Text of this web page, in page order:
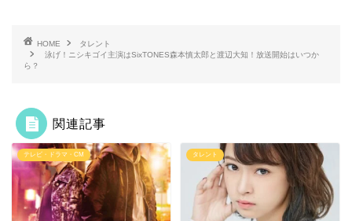
HOME
タレント
泳げ！ニシキゴイ主演はSixTONES森本慎太郎と渡辺大知！放送開始はいつか
ら？
関連記事
テレビ・ドラマ・CM タレント